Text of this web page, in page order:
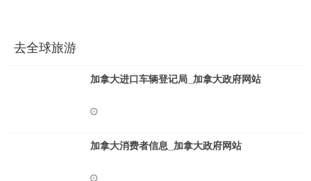
去全球旅游
加拿大进口车辆登记局_加拿大政府网站
加拿大消费者信息_加拿大政府网站